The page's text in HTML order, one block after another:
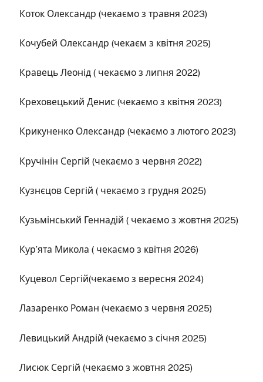
Коток Олександр (чекаємо з травня 2023)
Кочубей Олександр (чекаєм з квітня 2025)
Кравець Леонід ( чекаємо з липня 2022)
Креховецький Денис (чекаємо з квітня 2023)
Крикуненко Олександр (чекаємо з лютого 2023)
Кручінін Сергій (чекаємо з червня 2022)
Кузнєцов Сергій ( чекаємо з грудня 2025)
Кузьмінський Геннадій ( чекаємо з жовтня 2025)
Кур’ята Микола ( чекаємо з квітня 2026)
Куцевол Сергій(чекаємо з вересня 2024)
Лазаренко Роман (чекаємо з червня 2025)
Левицький Андрій (чекаємо з січня 2025)
Лисюк Сергій (чекаємо з жовтня 2025)